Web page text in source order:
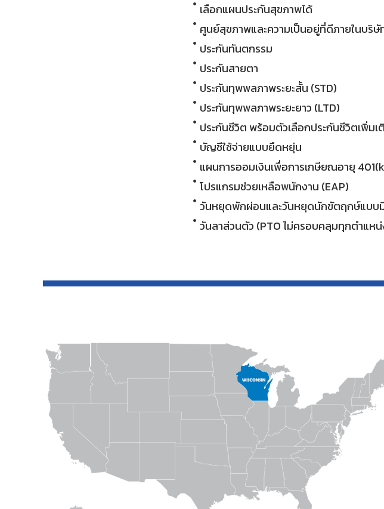
เลือกแผนประกันสุขภาพได้
ศูนย์สุขภาพและความเป็นอยู่ที่ดีภายในบริ
ประกันทันตกรรม
ประกันสายตา
ประกันทุพพลภาพระยะสั้น (STD)
ประกันทุพพลภาพระยะยาว (LTD)
ประกันชีวิต พร้อมตัวเลือกประกันชีวิตเพิ่ม
บัญชีใช้จ่ายแบบยืดหยุ่น
แผนการออมเงินเพื่อการเกษียณอายุ
โปรแกรมช่วยเหลือพนักงาน (EAP)
วันหยุดพักผ่อนและวันหยุดนักขัตฤกษ์แบบ
วันลาส่วนตัว (PTO ไม่ครอบคลุมทุกตำแห